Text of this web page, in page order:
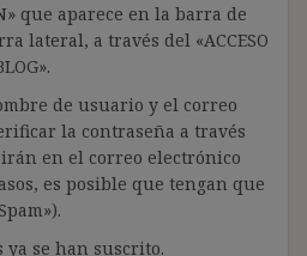
que aparece en la barra de
lateral, a través del «ACCESO
de usuario y el correo
la contraseña a través
en el correo electrónico
es posible que tengan que
ya se han suscrito.